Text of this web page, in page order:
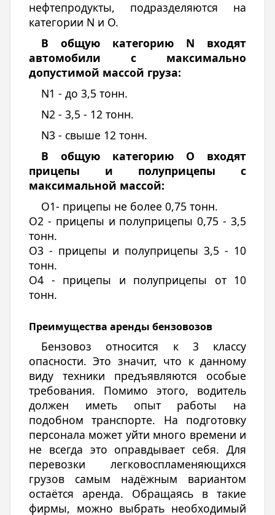
нефтепродукты, подразделяются на
категории N и О.
В общую категорию N входят
автомобили с максимально
допустимой массой груза:
N1 - до 3,5 тонн.
N2 - 3,5 - 12 тонн.
N3 - свыше 12 тонн.
В общую категорию О входят
прицепы и полуприцепы с
максимальной массой:
О1- прицепы не более 0,75 тонн.
О2 - прицепы и полуприцепы 0,75 - 3,5
тонн.
О3 - прицепы и полуприцепы 3,5 - 10
тонн.
О4 - прицепы и полуприцепы от 10
тонн.
Преимущества аренды бензовозов
Бензовоз относится к 3 классу
опасности. Это значит, что к данному
виду техники предъявляются особые
требования. Помимо этого, водитель
должен иметь опыт работы на
подобном транспорте. На подготовку
персонала может уйти много времени и
не всегда это оправдывает себя. Для
перевозки легковоспламеняющихся
грузов самым надёжным вариантом
остаётся аренда. Обращаясь в такие
фирмы, можно выбрать необходимый